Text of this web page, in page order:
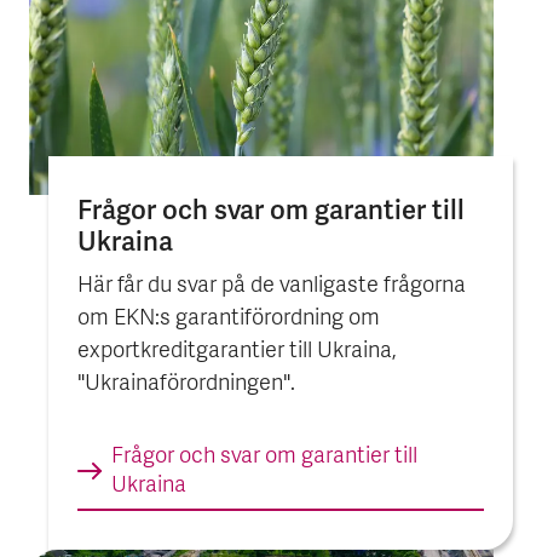
Frågor och svar om garan­tier till
Ukraina
Här får du svar på de vanligaste frågorna
om EKN:s garantiförordning om
exportkreditgarantier till Ukraina,
"Ukrainaförordningen".
Frågor och svar om garan­tier till
Ukraina